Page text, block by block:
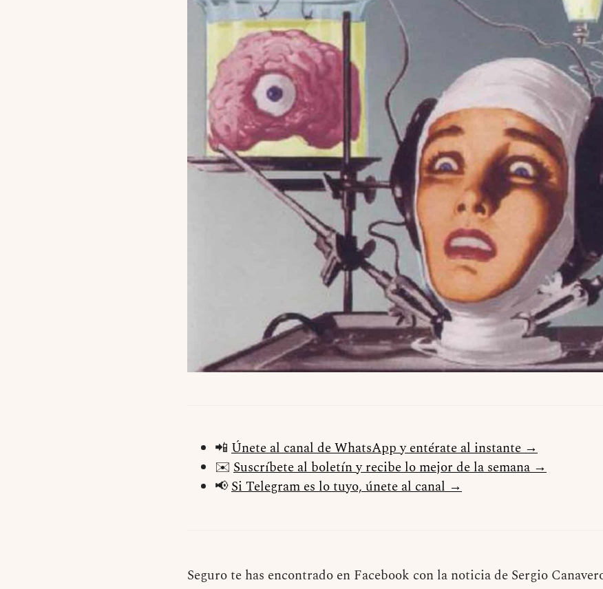
📲 Únete al canal de WhatsApp y entérate al instante →
✉️ Suscríbete al boletín y recibe lo mejor de la semana →
📢Si Telegram es lo tuyo, únete al canal →
Seguro te has encontrado en Facebook con la noticia de Sergio